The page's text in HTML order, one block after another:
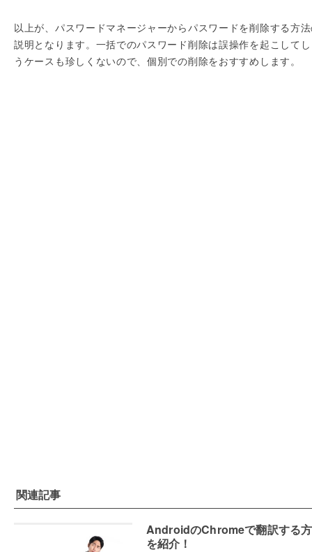
以上が、パスワードマネージャーからパスワードを削除する方
説明となります。一括でのパスワード削除は誤操作を起こして
うケースも珍しくないので、個別での削除をおすすめします。
関連記事
AndroidのChromeで翻訳する
を紹介！